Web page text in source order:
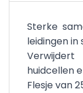
Sterke
leidingen in
huidcellen
Flesje van